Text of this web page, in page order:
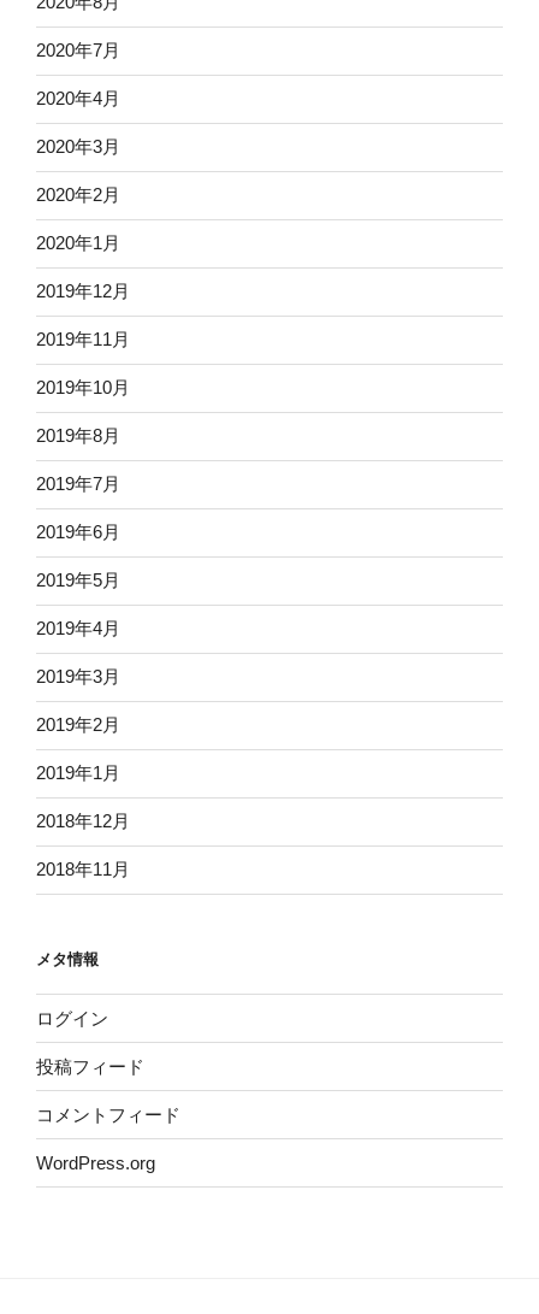
2020年7月
2020年4月
2020年3月
2020年2月
2020年1月
2019年12月
2019年11月
2019年10月
2019年8月
2019年7月
2019年6月
2019年5月
2019年4月
2019年3月
2019年2月
2019年1月
2018年12月
2018年11月
メタ情報
ログイン
投稿フィード
コメントフィード
WordPress.org